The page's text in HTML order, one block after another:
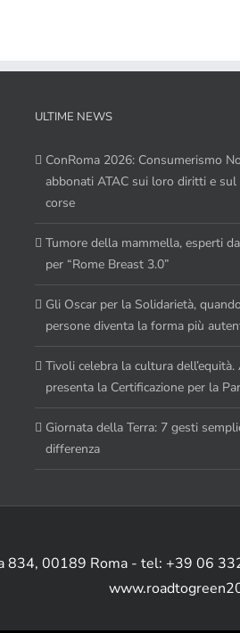
ULTIME NEWS
ConRoma 2026: Consumerismo
abbonati ATAC sui loro diritti e
corse
Tumore della mammella, esperti
per “Rome Breast 3.0”
Gli Oscar per la Solidarietà,
persone diventa la forma più
Tivoli celebra la cultura
presenta la Certificazione per la
Giornata della Terra: 7 gesti
differenza
834, 00189 Roma - tel: +39 06